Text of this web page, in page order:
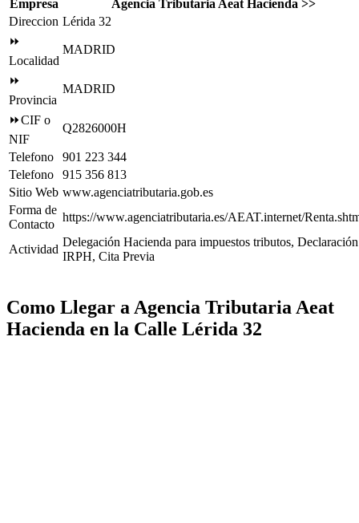
Empresa
Agencia Tributaria Aeat Hacienda >>
Direccion Lérida 32
⏩
Localidad
MADRID
⏩
Provincia
MADRID
⏩CIF o
NIF
Q2826000H
Telefono
901 223 344
Telefono
915 356 813
Sitio Web www.agenciatributaria.gob.es
Forma de
Contacto
https://www.agenciatributaria.es/AEAT.internet/
Actividad
Delegación Hacienda para impuestos tributos, Declaración
IRPH, Cita Previa
Como Llegar a Agencia Tributaria Aeat
Hacienda en la Calle Lérida 32